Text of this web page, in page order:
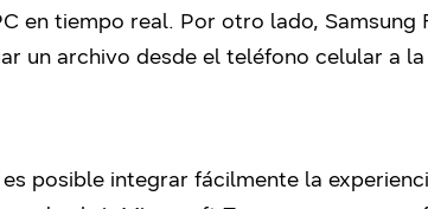
en tiempo real. Por otro lado, Samsung
un archivo desde el teléfono celular a
posible integrar fácilmente la